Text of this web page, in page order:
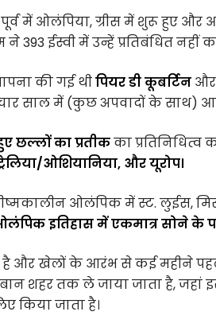
में ओलंपिया, ग्रीस में शुरू हुए और
393 ईस्वी में उन्हें प्रतिबंधित नहीं
की गई थीपियर डी कूबर्टिन और
साल में (कुछ अपवादों के साथ)
छल्लों का प्रतीकका प्रतिनिधित्व
ओशियानिया, और यूरोप।
ओलंपिक में स्ट. लुईस,
इतिहास में एकमात्र सोने के
और खेलों के आरंभ से कई महीने
शहर तक ले जाया जाता है, जहां
किया जाता है।